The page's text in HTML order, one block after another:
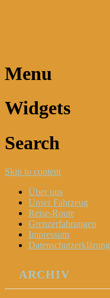
Menu
Widgets
Search
Skip to content
Über uns
Unser Fahrzeug
Reise-Route
Grenzerfahrungen
Impressum
Datenschutzerklärung
ARCHIV